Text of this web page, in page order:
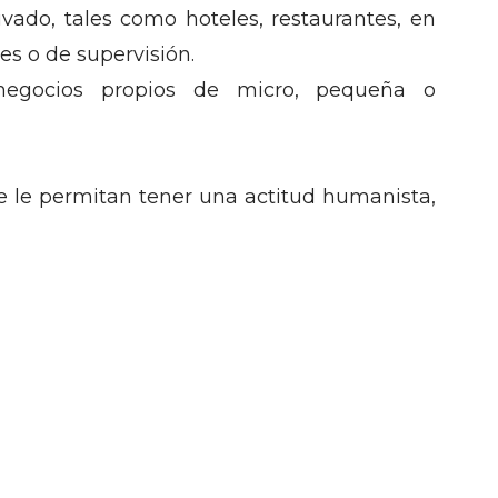
tales como hoteles, restaurantes, en
o de supervisión.
propios de micro, pequeña o
le permitan tener una actitud humanista,